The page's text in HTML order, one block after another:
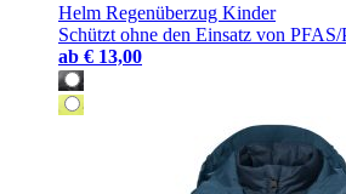
Helm Regenüberzug Kinder
Schützt ohne den Einsatz von PFAS/
ab € 13,00